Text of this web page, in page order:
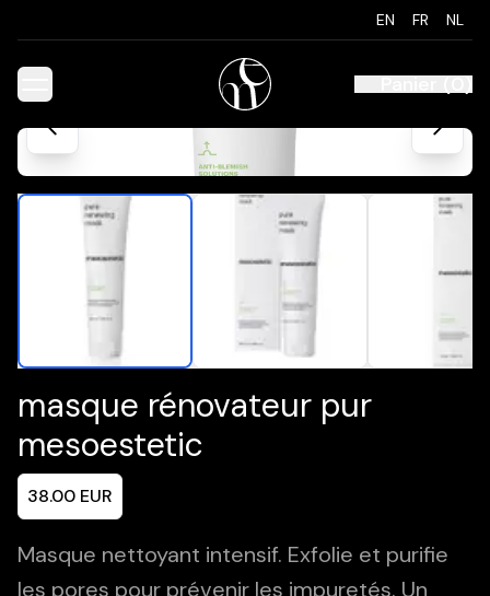
EN FR NL
Panier(0)
masque rénovateur pur
mesoestetic
38.00 EUR
Masque nettoyant intensif. Exfolie et purifie
les pores pour prévenir les impuretés. Un